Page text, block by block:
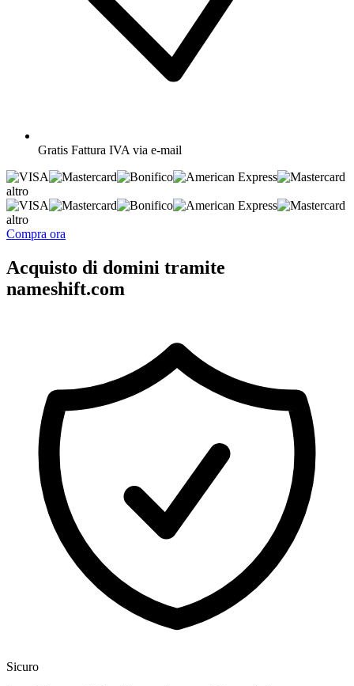
Gratis Fattura IVA via e-mail
altro
altro
Compra ora
Acquisto di domini tramite
nameshift.com
Sicuro